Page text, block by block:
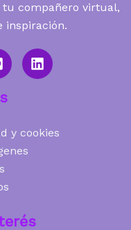
compañero virtual,
inspiración.
y cookies